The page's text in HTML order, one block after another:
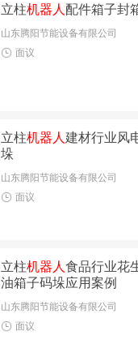
立柱机器人配件箱子封
山东腾阳节能设备有限公司
面议
立柱机器人建材行业风
垛
山东腾阳节能设备有限公司
面议
立柱机器人食品行业花
油箱子码垛应用案例
山东腾阳节能设备有限公司
面议